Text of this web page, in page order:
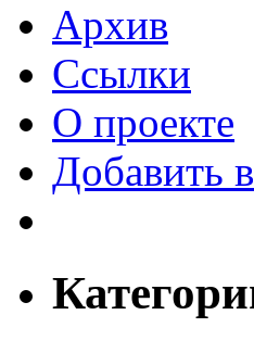
Архив
Ссылки
О проекте
Добавить